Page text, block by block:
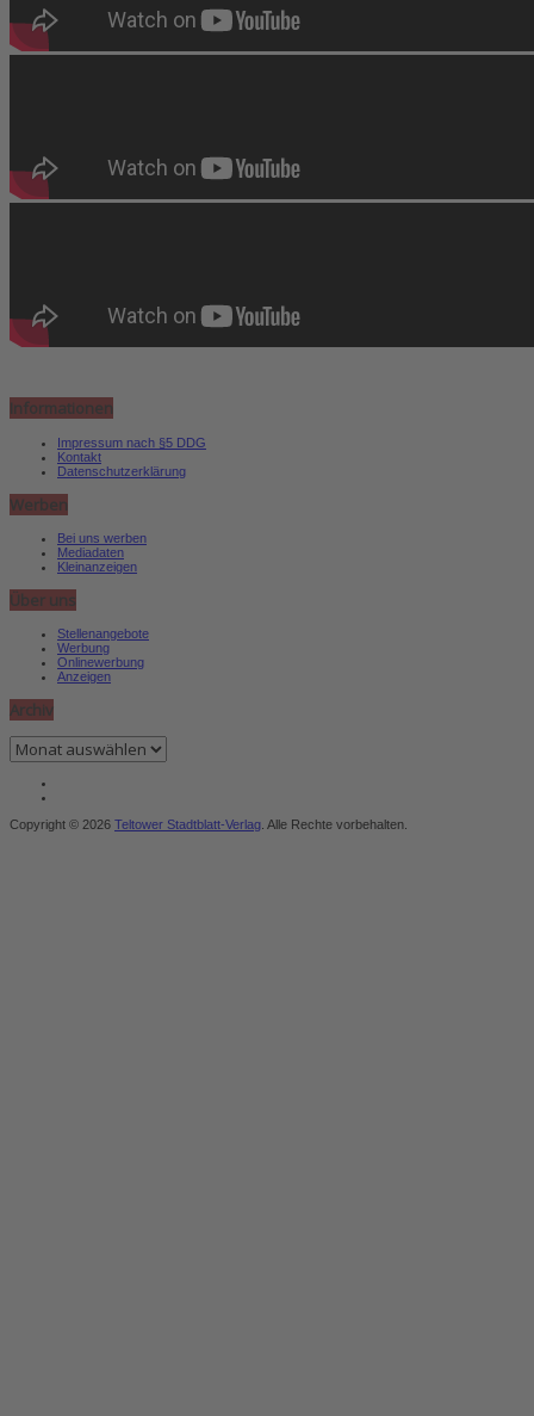
Informationen
Impressum nach §5 DDG
Kontakt
Datenschutzerklärung
Werben
Bei uns werben
Mediadaten
Kleinanzeigen
Über uns
Stellenangebote
Werbung
Onlinewerbung
Anzeigen
Archiv
Archiv
Copyright © 2026 Teltower Stadtblatt-Verlag. Alle Rechte vorbehalten.